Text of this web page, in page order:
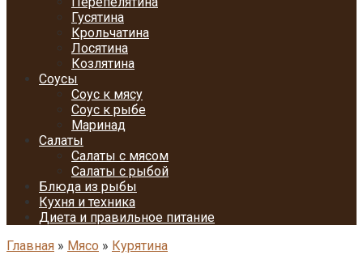
Гусятина
Крольчатина
Лосятина
Козлятина
Соусы
Соус к мясу
Соус к рыбе
Маринад
Салаты
Салаты с мясом
Салаты с рыбой
Блюда из рыбы
Кухня и техника
Диета и правильное питание
Главная » Мясо » Курятина